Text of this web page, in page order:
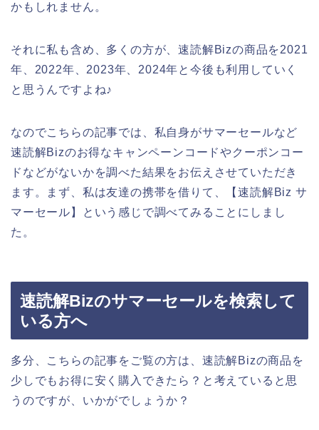
かもしれません。
それに私も含め、多くの方が、速読解Bizの商品を2021
年、2022年、2023年、2024年と今後も利用していく
と思うんですよね♪
なのでこちらの記事では、私自身がサマーセールなど
速読解Bizのお得なキャンペーンコードやクーポンコー
ドなどがないかを調べた結果をお伝えさせていただき
ます。まず、私は友達の携帯を借りて、【速読解Biz サ
マーセール】という感じで調べてみることにしまし
た。
速読解Bizのサマーセールを検索して
いる方へ
多分、こちらの記事をご覧の方は、速読解Bizの商品を
少しでもお得に安く購入できたら？と考えていると思
うのですが、いかがでしょうか？